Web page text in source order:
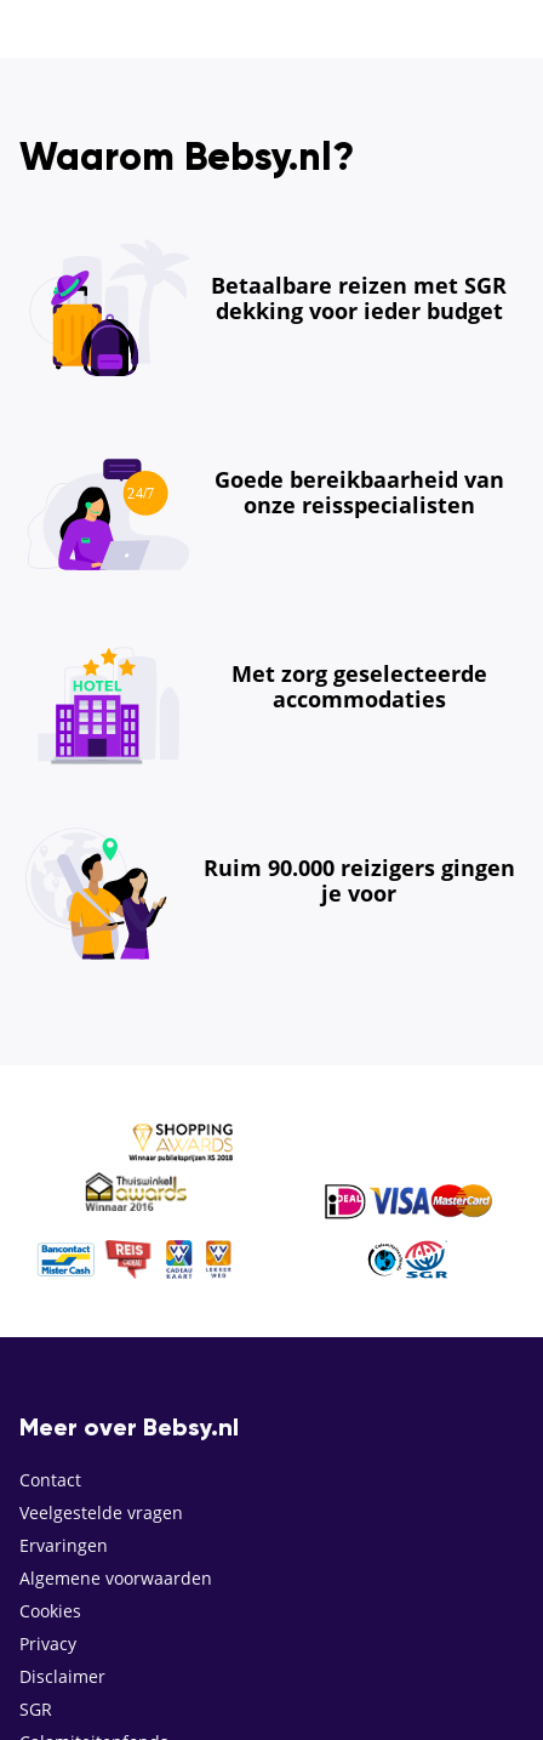
Waarom Bebsy.nl?
Betaalbare reizen met SGR
dekking voor ieder budget
Goede bereikbaarheid van
onze reisspecialisten
Met zorg geselecteerde
accommodaties
Ruim 90.000 reizigers gingen
je voor
Meer over Bebsy.nl
Contact
Veelgestelde vragen
Ervaringen
Algemene voorwaarden
Cookies
Privacy
Disclaimer
SGR